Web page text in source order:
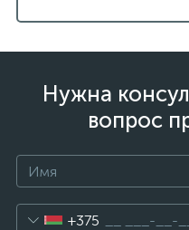
Нужна
вопрос
+375